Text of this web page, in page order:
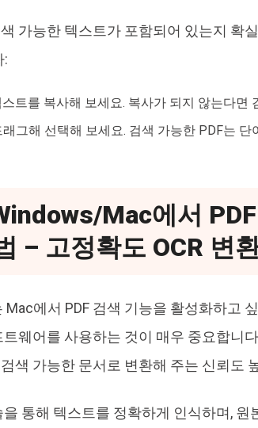
가능한 텍스트가 포함되어 있는지 확
:
트를 복사해 보세요. 복사가 되지 않는다면
그해 선택해 보세요. 검색 가능한 PDF는 단
Mac에서
– 고정확도 OCR 변
에서 PDF 검색 기능을 활성화하고
트웨어를 사용하는 것이 매우 중요합니
색 가능한 문서로 변환해 주는 신뢰도
을 통해 텍스트를 정확하게 인식하며,